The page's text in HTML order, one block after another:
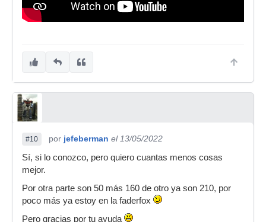
#10 por jefeberman el 13/05/2022
Sí, si lo conozco, pero quiero cuantas menos cosas
mejor.
Por otra parte son 50 más 160 de otro ya son 210, por
poco más ya estoy en la faderfox
Pero gracias por tu ayuda